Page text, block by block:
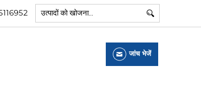
जांच भेजें